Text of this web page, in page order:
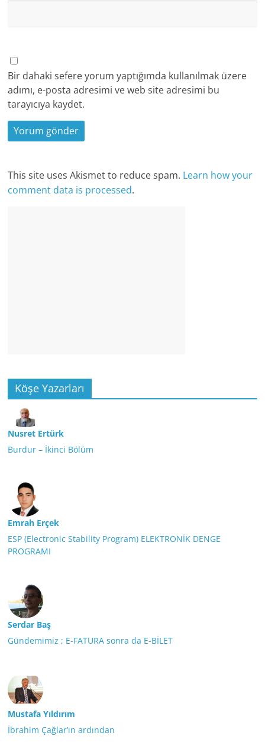
Bir dahaki sefere yorum yaptığımda kullanılmak üzere
adımı, e-posta adresimi ve web site adresimi bu
tarayıcıya kaydet.
This site uses Akismet to reduce spam. Learn how your
comment data is processed.
Köşe Yazarları
Nusret Ertürk
Burdur – İkinci Bölüm
Emrah Erçek
ESP (Electronic Stability Program) ELEKTRONİK DENGE
PROGRAMI
Serdar Baş
Gündemimiz ; E-FATURA sonra da E-BİLET
Mustafa Yıldırım
İbrahim Çağlar’ın ardından